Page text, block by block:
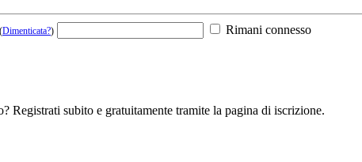
(Dimenticata?) Rimani connesso
Registrati subito e gratuitamente tramite la pagina di iscrizione.